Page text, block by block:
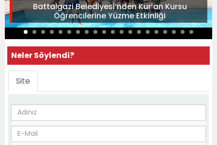
Battalgazi Belediyesi’nden Kur’an Kursu
Öğrencilerine Yüzme Etkinliği
Neler Söylendi?
Site